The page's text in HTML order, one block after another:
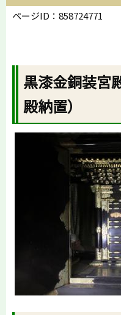
ページID：858724771
黒漆金銅装宮
殿納置）